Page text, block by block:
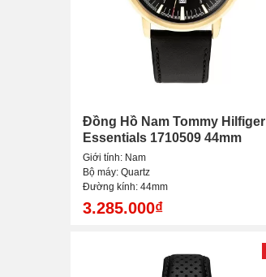
Đồng Hồ Nam Tommy Hilfiger
Essentials 1710509 44mm
Giới tính: Nam
Bộ máy: Quartz
Đường kính: 44mm
3.285.000₫